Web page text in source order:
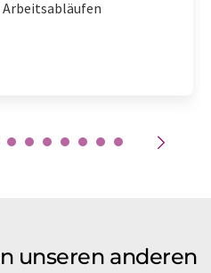
unseren anderen